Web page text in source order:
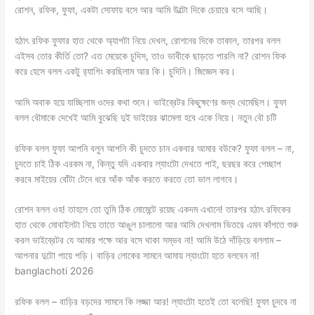
রোশন, রফিক, ফুফা, একটা সোফায় বসে আর আমি উল্টো দিকে চেয়ারে বসে আছি।
হঠাৎ রফিক ফুফার হাত থেকে অ্যাপটা নিয়ে দেখল, রোশনের দিকে তাকাল, তারপর বলল
এইসব তোর কীর্তি তো? এত মেয়েকে চুদিস, তাও ভাবীকে ছাড়তে পারলি না? রোশন ফিক
করে হেসে বলল একটু র‍্যাগিং করছিলাম আর কি। চুদিনি। জিজ্ঞেস কর।
আমি অবাক হয়ে যাচ্ছিলাম ওদের কথা শুনে। ভাইব্রেটর কিছুক্ষণের জন্য থেমেছিল। ফুফা
বলল বৌমাকে দেখেই আমি বুঝেছি দুই ভাইয়ের ঝামেলা হবে একে নিয়ে। নতুন বৌ চটি
রফিক বলল ফুফা আপনি বলুন আপনি কী চুদতে চান একবার আমার বউকে? ফুফা বলল – না,
চুদতে চাই ঠিক এরকম না, কিন্তু যদি একবার ল্যাংটো দেখতে পাই, ছরছর করে পেচ্ছাপ
করবে মাইয়ের বোঁটা টেনে ধরে আঁক আঁক করতে করতে তো ভাল লাগবে।
রোশন বলল ওহ! তাহলে তো তুমি ঠিক মোমেন্টে রয়েছ একদম এখানে! তারপর হঠাৎ রফিকের
হাত থেকে মোবাইলটা নিয়ে তাতে আঙুল চালালো আর আমি দেখলাম ভিতরে এমন কাঁপতে শুরু
করল ভাইব্রেটর যে আমার পক্ষে আর বসে থাকা সম্ভব না! আমি উঠে দাঁড়িয়ে বললাম –
আপনার দুটো পায়ে পড়ি। বাড়ির লোকের সামনে আমায় ল্যাংটো হতে বলবেন না!
banglachoti 2026
রফিক বলল – বাড়ির বড়দের সামনে কি লজ্জা আর! ল্যাংটো হতেই তো বলেছি! ফুফা চুদবে না